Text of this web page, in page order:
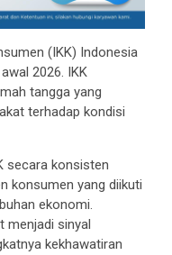
(IKK) Indonesia
2026. IKK
tangga yang
terhadap kondisi
secara konsisten
konsumen yang diikuti
ekonomi.
menjadi sinyal
kekhawatiran